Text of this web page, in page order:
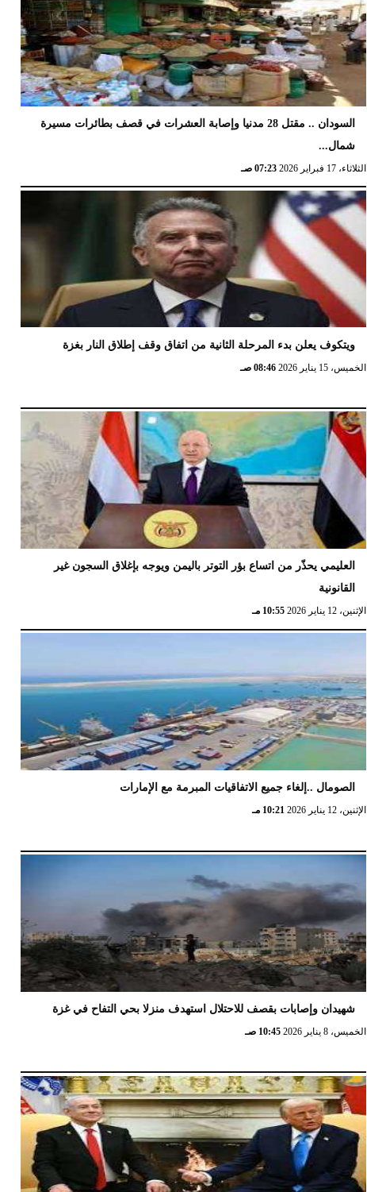
السودان .. مقتل 28 مدنيا وإصابة العشرات في قصف بطائرات مسيرة
شمال...
الثلاثاء، 17 فبراير 2026 07:23 صـ
ويتكوف يعلن بدء المرحلة الثانية من اتفاق وقف إطلاق النار بغزة
الخميس، 15 يناير 2026 08:46 صـ
العليمي يحذّر من اتساع بؤر التوتر باليمن ويوجه بإغلاق السجون غير
القانونية
الإثنين، 12 يناير 2026 10:55 مـ
الصومال ..إلغاء جميع الاتفاقيات المبرمة مع الإمارات
الإثنين، 12 يناير 2026 10:21 مـ
شهيدان وإصابات بقصف للاحتلال استهدف منزلا بحي التفاح في غزة
الخميس، 8 يناير 2026 10:45 صـ